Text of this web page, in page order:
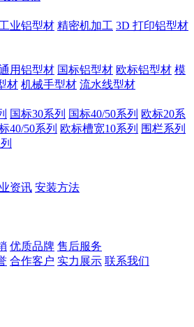
工业铝型材 精密机加工 3D 打印铝型材
用铝型材 国标铝型材 欧标铝型材 模
材 机械手型材 流水线型材
国标30系列 国标40/50系列 欧标20系
40/50系列 欧标槽宽10系列 围栏系列
资讯 安装方法
优质品牌 售后服务
合作客户 实力展示 联系我们